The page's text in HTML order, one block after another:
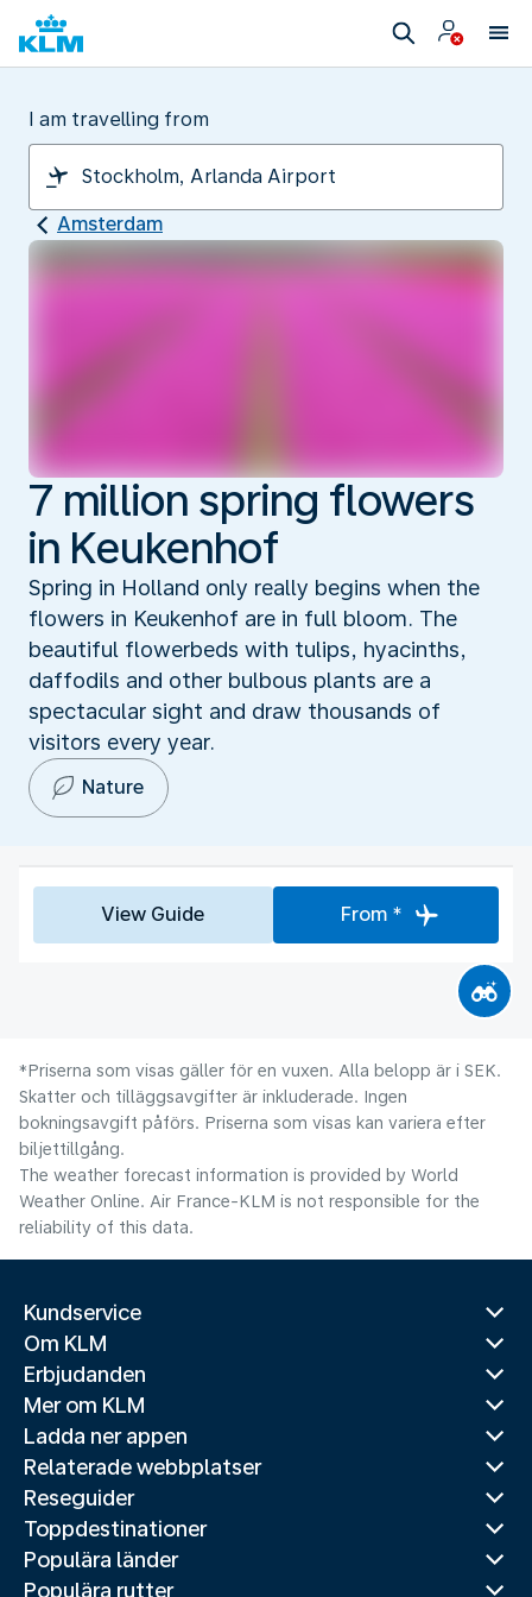
I am travelling from
Amsterdam
7 million spring flowers
in Keukenhof
Spring in Holland only really begins when the
flowers in Keukenhof are in full bloom. The
beautiful flowerbeds with tulips, hyacinths,
daffodils and other bulbous plants are a
spectacular sight and draw thousands of
visitors every year.
Nature
View Guide From *
*Priserna som visas gäller för en vuxen. Alla belopp är i SEK.
Skatter och tilläggsavgifter är inkluderade. Ingen
bokningsavgift påförs. Priserna som visas kan variera efter
biljettillgång.
The weather forecast information is provided by World
Weather Online. Air France-KLM is not responsible for the
reliability of this data.
Kundservice
Om KLM
Erbjudanden
Mer om KLM
Ladda ner appen
Relaterade webbplatser
Reseguider
Toppdestinationer
Populära länder
Populära rutter